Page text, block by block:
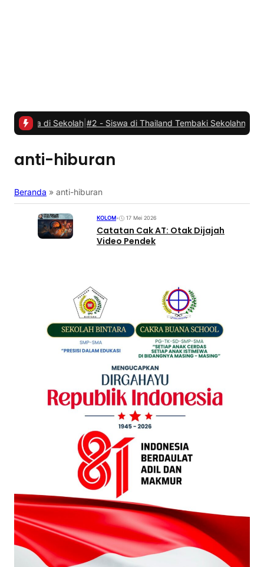
Sekolah |#2 -Siswa di Thailand Tembaki Sekolahnya, Tujuh Orang
anti-hiburan
Beranda » anti-hiburan
KOLOM• 17 Mei 2026
Catatan Cak AT: Otak Dijajah
Video Pendek